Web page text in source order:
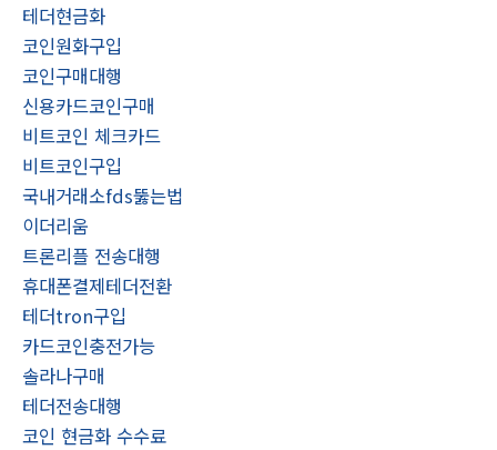
테더현금화
코인원화구입
코인구매대행
신용카드코인구매
비트코인 체크카드
비트코인구입
국내거래소fds뚫는법
이더리움
트론리플 전송대행
휴대폰결제테더전환
테더tron구입
카드코인충전가능
솔라나구매
테더전송대행
코인 현금화 수수료